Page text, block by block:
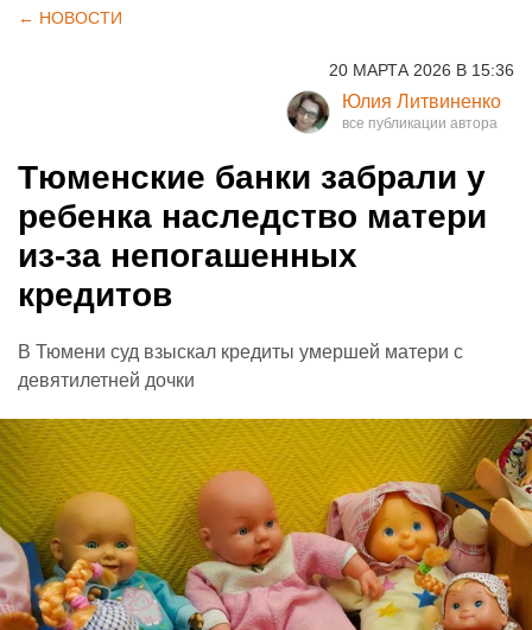
← НОВОСТИ
20 МАРТА 2026 В 15:36
Юлия Литвиненко
Тюменские банки забрали у
ребенка наследство матери
из-за непогашенных
кредитов
В Тюмени суд взыскал кредиты умершей матери с
девятилетней дочки